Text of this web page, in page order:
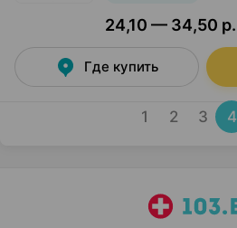
24,10 — 34,50 р.
Где купить
1 2 3 4